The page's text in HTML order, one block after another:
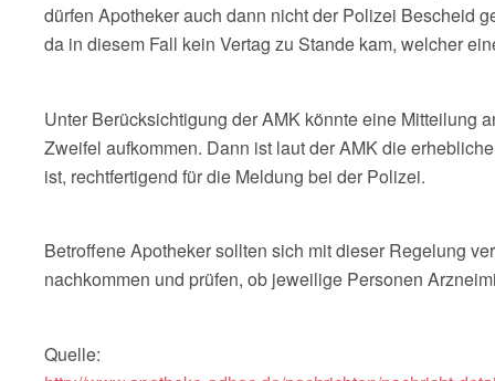
dürfen Apotheker auch dann nicht der Polizei Bescheid
da in diesem Fall kein Vertag zu Stande kam, welcher
Unter Berücksichtigung der AMK könnte eine Mitteilung
Zweifel aufkommen. Dann ist laut der AMK die
ist, rechtfertigend für die Meldung bei der Polizei.
Betroffene Apotheker sollten sich mit dieser Regelung
nachkommen und prüfen, ob jeweilige Personen
Quelle: